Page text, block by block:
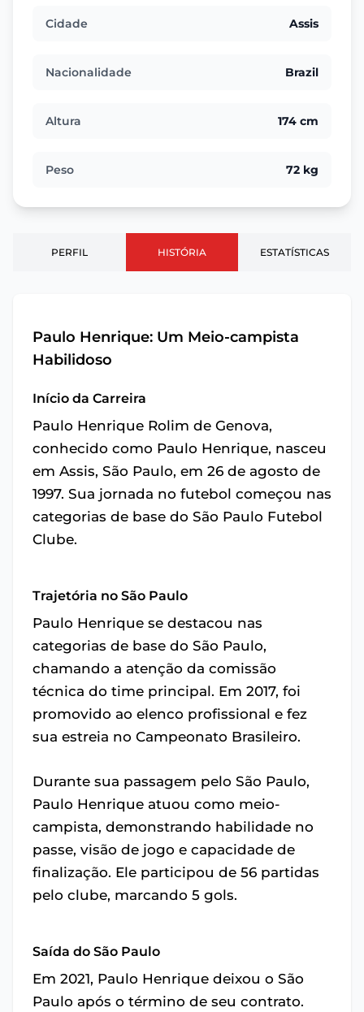
Cidade Assis
Nacionalidade Brazil
Altura 174 cm
Peso 72 kg
PERFIL HISTÓRIA ESTATÍSTICAS
Paulo Henrique: Um Meio-campista
Habilidoso
Início da Carreira
Paulo Henrique Rolim de Genova,
conhecido como Paulo Henrique, nasceu
em Assis, São Paulo, em 26 de agosto de
1997. Sua jornada no futebol começou nas
categorias de base do São Paulo Futebol
Clube.
Trajetória no São Paulo
Paulo Henrique se destacou nas
categorias de base do São Paulo,
chamando a atenção da comissão
técnica do time principal. Em 2017, foi
promovido ao elenco profissional e fez
sua estreia no Campeonato Brasileiro.
Durante sua passagem pelo São Paulo,
Paulo Henrique atuou como meio-
campista, demonstrando habilidade no
passe, visão de jogo e capacidade de
finalização. Ele participou de 56 partidas
pelo clube, marcando 5 gols.
Saída do São Paulo
Em 2021, Paulo Henrique deixou o São
Paulo após o término de seu contrato.